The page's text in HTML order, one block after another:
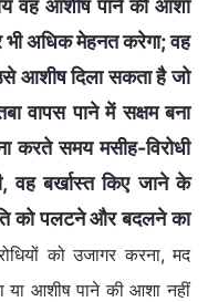
वह आशीष पाने की आशा
अधिक मेहनत करेगा; वह
आशीष दिला सकता है जो
वापस पाने में सक्षम बना
करते समय मसीह-विरोधी
वह बर्खास्त किए जाने के
को पलटने और बदलने का
को उजागर करना, मद
या आशीष पाने की आशा नहीं